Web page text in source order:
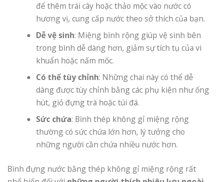
để thêm trái cây hoặc thảo mộc vào nước có
hương vị, cung cấp nước theo sở thích của bạn.
Dễ vệ sinh: Miệng bình rộng giúp vệ sinh bên
trong bình dễ dàng hơn, giảm sự tích tụ của vi
khuẩn hoặc nấm mốc.
Có thể tùy chỉnh: Những chai này có thể dễ
dàng được tùy chỉnh bằng các phụ kiện như ống
hút, giỏ đựng trà hoặc túi đá.
Sức chứa: Bình thép không gỉ miệng rộng
thường có sức chứa lớn hơn, lý tưởng cho
những người cần chứa nhiều nước hơn.
Bình đựng nước bằng thép không gỉ miệng rộng rất